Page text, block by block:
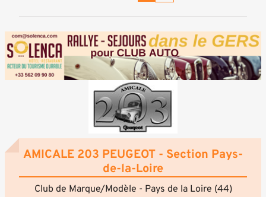
AMICALE 203 PEUGEOT - Section Pays-
de-la-Loire
Club de Marque/Modèle - Pays de la Loire (44)